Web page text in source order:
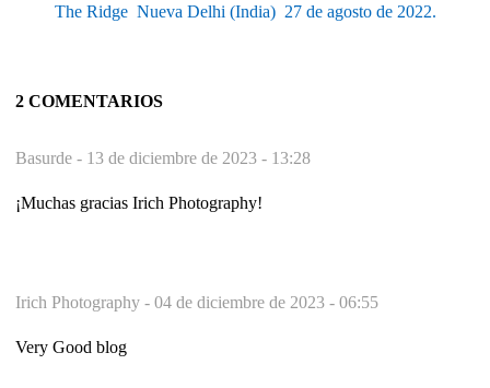
The Ridge  Nueva Delhi (India)  27 de agosto de 2022.
2 COMENTARIOS
Basurde - 13 de diciembre de 2023 - 13:28
¡Muchas gracias Irich Photography!
Irich Photography - 04 de diciembre de 2023 - 06:55
Very Good blog